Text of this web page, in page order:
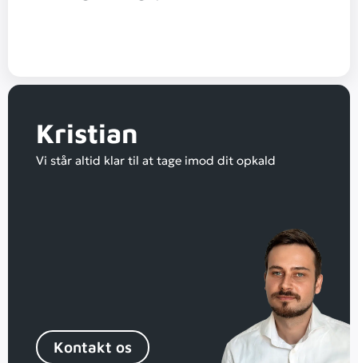
Kristian
Vi står altid klar til at tage imod dit opkald
Kontakt os